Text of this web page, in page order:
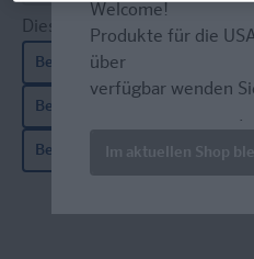
Dieser Artikel ist u.a. bei
Bei Thalia kaufen
Bei Orell Füssli kaufen
Bei bücher.de kaufen
Welcome!
Produkte für die
über
verfügbar wenden
.
Im aktuellen Shop